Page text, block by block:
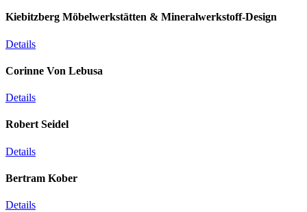
Kiebitzberg Möbelwerkstätten & Mineralwerkstoff-Design
Details
Corinne Von Lebusa
Details
Robert Seidel
Details
Bertram Kober
Details